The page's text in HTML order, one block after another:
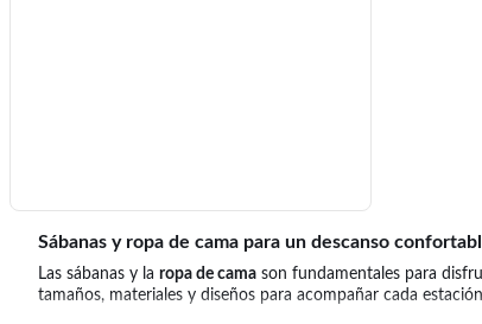
Sábanas y ropa de cama para un descanso
Las sábanas y la ropa de cama son fundamentales para
tamaños, materiales y diseños para acompañar cada